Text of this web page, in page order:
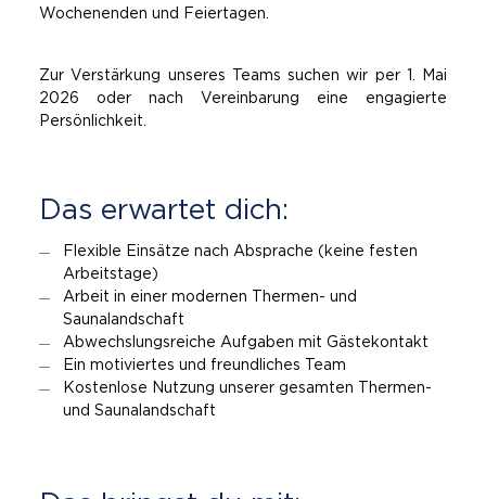
Wochenenden und Feiertagen.
Zur Verstärkung unseres Teams suchen wir per 1. Mai
2026 oder nach Vereinbarung eine engagierte
Persönlichkeit.
Das er­war­tet dich:
Flexible Einsätze nach Absprache (keine festen
Arbeitstage)
Arbeit in einer modernen Thermen- und
Saunalandschaft
Abwechslungsreiche Aufgaben mit Gästekontakt
Ein motiviertes und freundliches Team
Kostenlose Nutzung unserer gesamten Thermen-
und Saunalandschaft